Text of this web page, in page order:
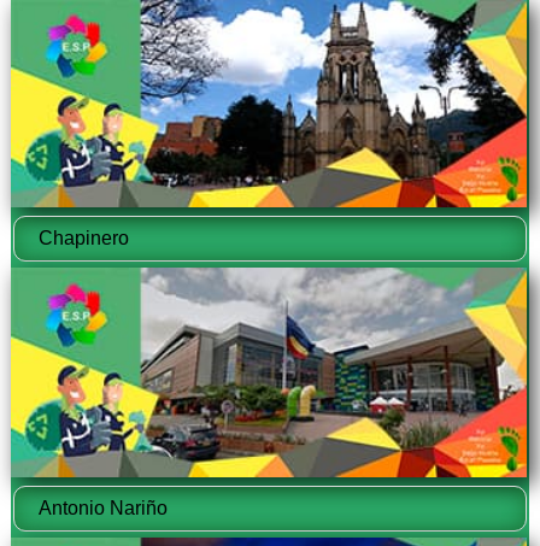
Chapinero
Antonio Nariño